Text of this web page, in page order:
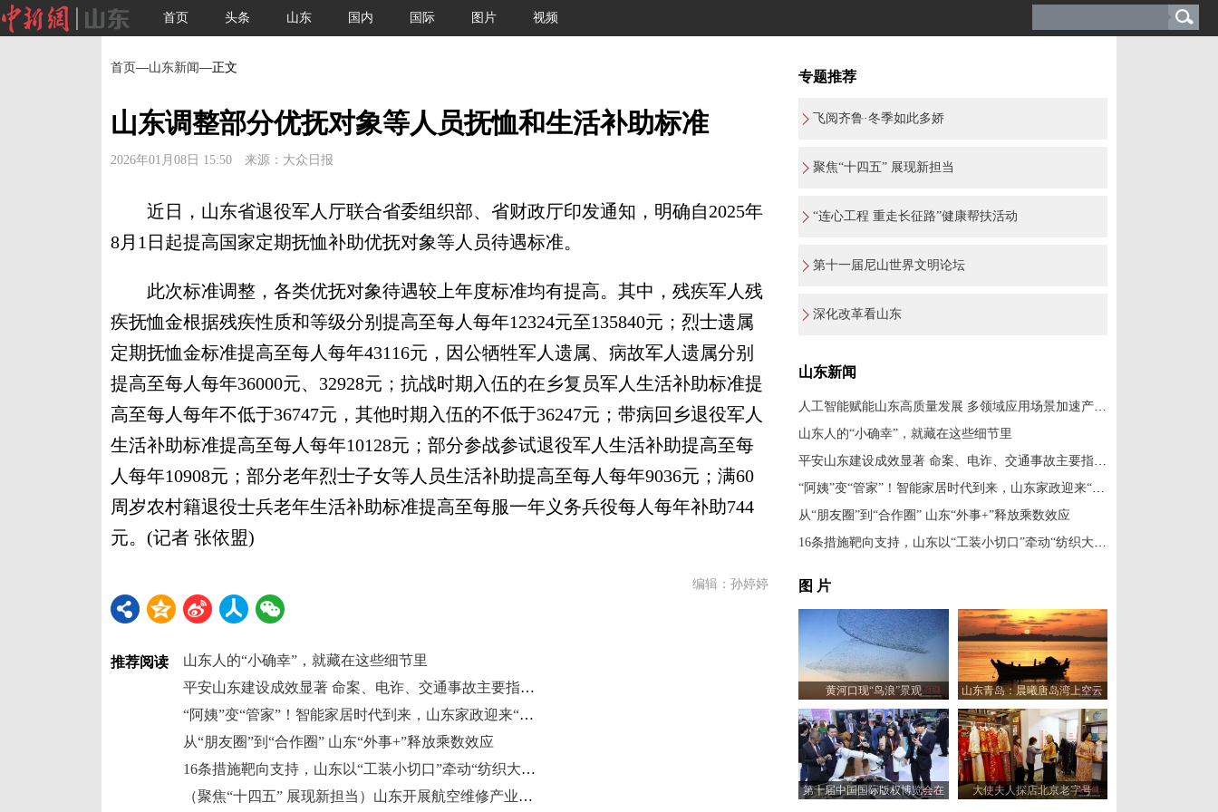
首页 头条 山东 国内 国际 图片 视频
首页—山东新闻—正文
山东调整部分优抚对象等人员抚恤和生活补助标准
2026年01月08日 15:50 来源：大众日报
近日，山东省退役军人厅联合省委组织部、省财政厅印发通知，明确自2025年
8月1日起提高国家定期抚恤补助优抚对象等人员待遇标准。
此次标准调整，各类优抚对象待遇较上年度标准均有提高。其中，残疾军人残
疾抚恤金根据残疾性质和等级分别提高至每人每年12324元至135840元；烈士遗属
定期抚恤金标准提高至每人每年43116元，因公牺牲军人遗属、病故军人遗属分别
提高至每人每年36000元、32928元；抗战时期入伍的在乡复员军人生活补助标准提
高至每人每年不低于36747元，其他时期入伍的不低于36247元；带病回乡退役军人
生活补助标准提高至每人每年10128元；部分参战参试退役军人生活补助提高至每
人每年10908元；部分老年烈士子女等人员生活补助提高至每人每年9036元；满60
周岁农村籍退役士兵老年生活补助标准提高至每服一年义务兵役每人每年补助744
元。(记者 张依盟)
编辑：孙婷婷
推荐阅读
山东人的“小确幸”，就藏在这些细节里
平安山东建设成效显著 命案、电诈、交通事故主要指标全面下降
“阿姨”变“管家”！智能家居时代到来，山东家政迎来“升维”革命
从“朋友圈”到“合作圈” 山东“外事+”释放乘数效应
16条措施靶向支持，山东以“工装小切口”牵动“纺织大产业”
（聚焦“十四五” 展现新担当）山东开展航空维修产业三年行动
专题推荐
飞阅齐鲁·冬季如此多娇
聚焦“十四五” 展现新担当
“连心工程 重走长征路”健康帮扶活动
第十一届尼山世界文明论坛
深化改革看山东
山东新闻
人工智能赋能山东高质量发展 多领域应用场景加速产业升级
山东人的“小确幸”，就藏在这些细节里
平安山东建设成效显著 命案、电诈、交通事故主要指标全面下降
“阿姨”变“管家”！智能家居时代到来，山东家政迎来“升维”革命
从“朋友圈”到“合作圈” 山东“外事+”释放乘数效应
16条措施靶向支持，山东以“工装小切口”牵动“纺织大产业”
图 片
黄河口现“鸟浪”景观
山东青岛：晨曦唐岛湾上空云
霞变幻 宛如油画
第十届中国国际版权博览会在
大使夫人探店北京老字号